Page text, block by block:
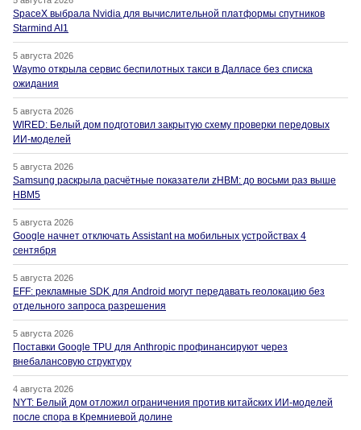
SpaceX выбрала Nvidia для вычислительной платформы спутников
Starmind AI1
5 августа 2026
Waymo открыла сервис беспилотных такси в Далласе без списка
ожидания
5 августа 2026
WIRED: Белый дом подготовил закрытую схему проверки передовых
ИИ-моделей
5 августа 2026
Samsung раскрыла расчётные показатели zHBM: до восьми раз выше
HBM5
5 августа 2026
Google начнет отключать Assistant на мобильных устройствах 4
сентября
5 августа 2026
EFF: рекламные SDK для Android могут передавать геолокацию без
отдельного запроса разрешения
5 августа 2026
Поставки Google TPU для Anthropic профинансируют через
внебалансовую структуру
4 августа 2026
NYT: Белый дом отложил ограничения против китайских ИИ-моделей
после спора в Кремниевой долине